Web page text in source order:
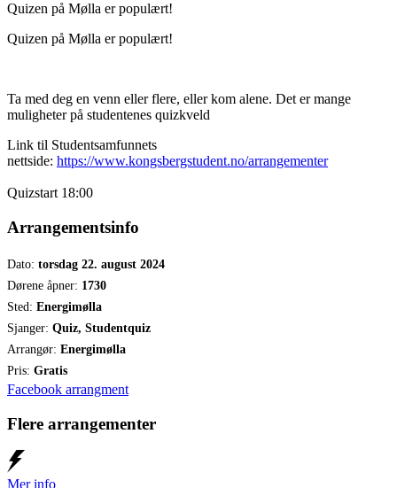
Quizen på Mølla er populært!
Quizen på Mølla er populært!
Ta med deg en venn eller flere, eller kom alene. Det er mange
muligheter på studentenes quizkveld
Link til Studentsamfunnets
nettside: https://www.kongsbergstudent.no/arrangementer
Quizstart 18:00
Arrangementsinfo
Dato: torsdag 22. august 2024
Dørene åpner: 1730
Sted: Energimølla
Sjanger: Quiz, Studentquiz
Arrangør: Energimølla
Pris: Gratis
Facebook arrangment
Flere arrangementer
Mer info